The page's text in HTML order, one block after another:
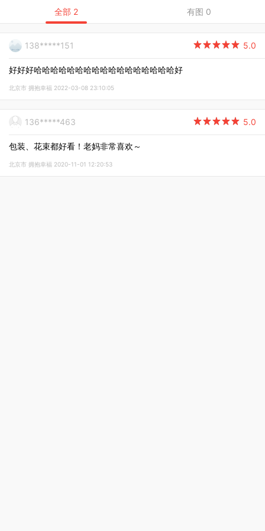
138*****151 5.0

好好好哈哈哈哈哈哈哈哈哈哈哈哈哈哈哈哈哈好
北京市 拥抱幸福 2022-03-08 23:10:05
136*****463 5.0

包装、花束都好看！老妈非常喜欢～
北京市 拥抱幸福 2020-11-01 12:20:53
全部 2 有图 0